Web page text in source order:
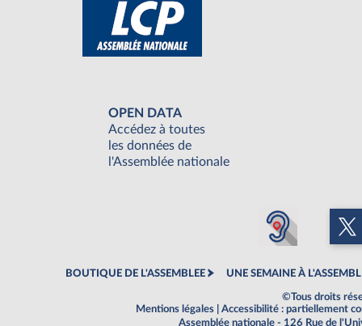
OPEN DATA
Accédez à toutes
les données de
l'Assemblée nationale
BOUTIQUE DE L'ASSEMBLEE UNE SEMAINE À
©Tous droits
Mentions légales
Accessibilité : partiellement
Assemblée nationale - 126 Rue de